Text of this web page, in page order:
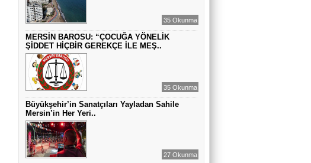
35 Okunma
MERSİN BAROSU: “ÇOCUĞA YÖNELİK
ŞİDDET HİÇBİR GEREKÇE İLE MEŞ..
35 Okunma
Büyükşehir’in Sanatçıları Yayladan Sahile
Mersin’in Her Yeri..
27 Okunma